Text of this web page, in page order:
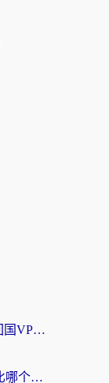
海外党必看：安卓用户如何选对回国VPN？从踩坑到无缝访问的全攻略
斧牛VPN好用吗？和引力VPN对比哪个回国效果更好？海外党亲测3款加速器+避坑指南